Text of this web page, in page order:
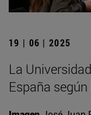
19 | 06 | 2025
La
España